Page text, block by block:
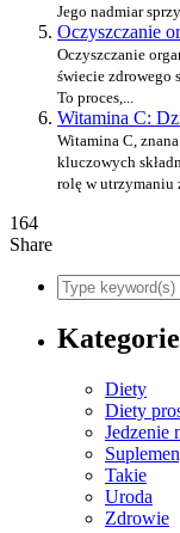
Jego nadmiar
Oczyszczanie
Oczyszczanie
świecie zdrowego
To proces,...
Witamina C:
Witamina C,
kluczowych
rolę w utrzymaniu
164
Share
Kategorie
Diety
Diety
Jedzenie
Takie
Uroda
Zdrowie